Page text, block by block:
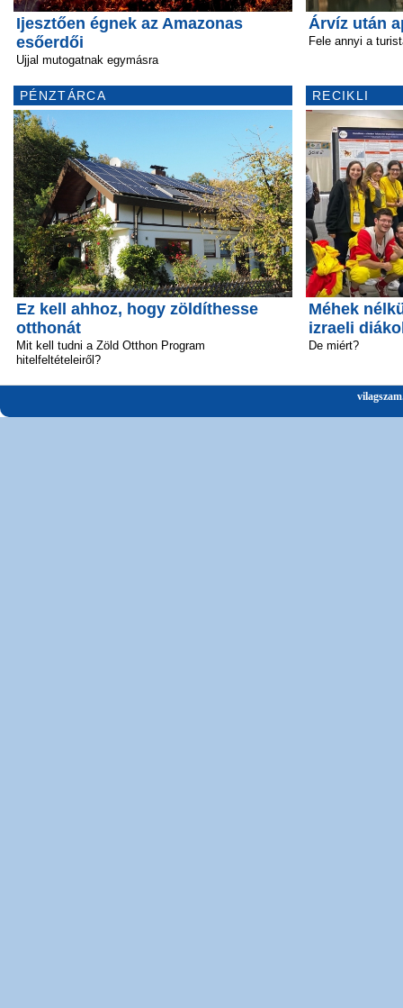
Ijesztően égnek az Amazonas
esőerdői
Ujjal mutogatnak egymásra
PÉNZTÁRCA
Ez kell ahhoz, hogy zöldíthesse
otthonát
Mit kell tudni a Zöld Otthon Program
hitelfeltételeiről?
Árvíz után
Fele annyi a
RECIKLI
Méhek
izraeli
De miért?